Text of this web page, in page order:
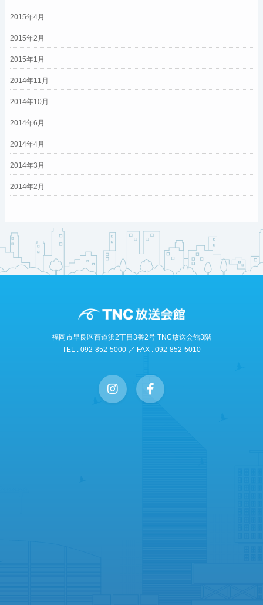
2015年4月
2015年2月
2015年1月
2014年11月
2014年10月
2014年6月
2014年4月
2014年3月
2014年2月
福岡市早良区百道浜2丁目3番2号 TNC放送会館3階
TEL : 092-852-5000 ／ FAX : 092-852-5010